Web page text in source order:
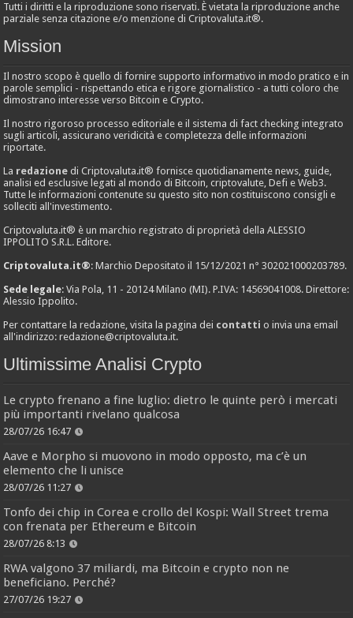
Tutti i diritti e la riproduzione sono riservati. È vietata la riproduzione anche
parziale senza citazione e/o menzione di Criptovaluta.it®.
Mission
Il nostro scopo è quello di fornire supporto informativo in modo pratico e in
parole semplici - rispettando etica e rigore giornalistico - a tutti coloro che
dimostrano interesse verso Bitcoin e Crypto.
Il nostro rigoroso processo editoriale e il sistema di fact checking integrato
sugli articoli, assicurano veridicità e completezza delle informazioni
riportate.
La redazione di Criptovaluta.it® fornisce quotidianamente news, guide,
analisi ed esclusive legati al mondo di Bitcoin, criptovalute, Defi e Web3.
Tutte le informazioni contenute su questo sito non costituiscono consigli e
solleciti all'investimento.
Criptovaluta.it® è un marchio registrato di proprietà della ALESSIO
IPPOLITO S.R.L. Editore.
Criptovaluta.it®: Marchio Depositato il 15/12/2021 n° 302021000203789.
Sede legale: Via Pola, 11 - 20124 Milano (MI). P.IVA: 14569041008. Direttore:
Alessio Ippolito.
Per contattare la redazione, visita la pagina dei contatti o invia una email
all'indirizzo:redazione@criptovaluta.it.
Ultimissime Analisi Crypto
Le crypto frenano a fine luglio: dietro le quinte però i mercati
più importanti rivelano qualcosa
28/07/26 16:47
Aave e Morpho si muovono in modo opposto, ma c’è un
elemento che li unisce
28/07/26 11:27
Tonfo dei chip in Corea e crollo del Kospi: Wall Street trema
con frenata per Ethereum e Bitcoin
28/07/26 8:13
RWA valgono 37 miliardi, ma Bitcoin e crypto non ne
beneficiano. Perché?
27/07/26 19:27